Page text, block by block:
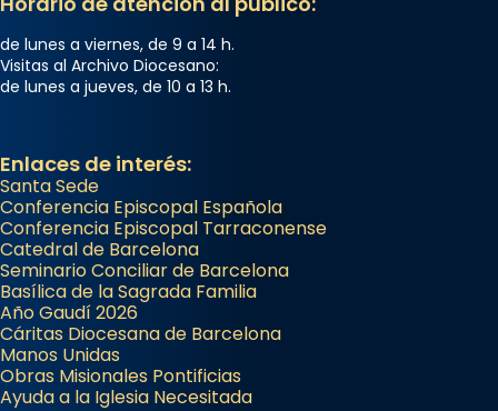
Mataró en reivindicarà les relíq
...Ver más
Foto
de lunes a viernes, de 9 a 14 h.
Visitas al Archivo Diocesano:
de lunes a jueves, de 10 a 13 h.
Enlaces de interés:
Santa Sede
Conferencia Episcopal Española
Conferencia Episcopal Tarraconense
Catedral de Barcelona
Seminario Conciliar de Barcelona
Basílica de la Sagrada Familia
Año Gaudí 2026
Cáritas Diocesana de Barcelona
Manos Unidas
Obras Misionales Pontificias
Ayuda a la Iglesia Necesitada